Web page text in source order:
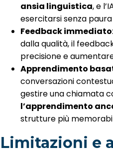
ansia linguistica, e
esercitarsi senza paura
Feedback immediato
dalla qualità, il
precisione e
Apprendimento
conversazioni
gestire una chiamata
l’apprendimento
strutture più
Limitazioni e